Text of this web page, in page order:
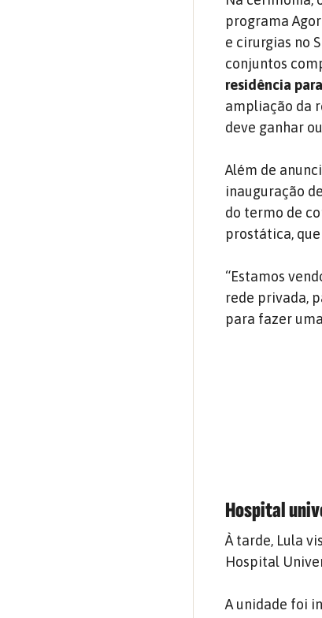
programa
e cirurgias no
conjuntos
residência
ampliação da
deve ganhar
Além de
inauguração
do termo de
prostática,
“Estamos
rede privada,
para fazer
Hospital
À tarde, Lula
Hospital
A unidade foi